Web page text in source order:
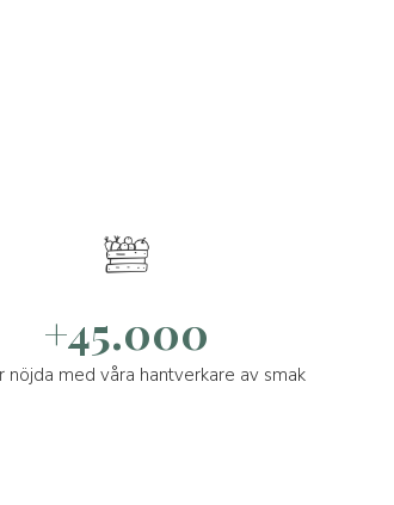
+45.000
nöjda med våra hantverkare av smak